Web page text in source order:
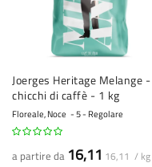
Joerges Heritage Melange -
chicchi di caffè - 1 kg
Floreale, Noce 5 - Regolare
a partire da 16,11 16,11 / kg